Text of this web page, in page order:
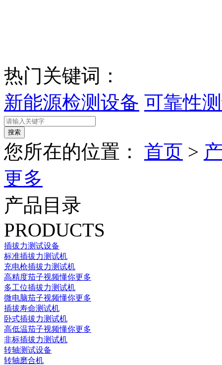
热门关键词：
新能源检测设备 可靠性
您所在的位置： 首页 >
更多
产品目录
PRODUCTS
插拔力测试设备
标准插拔力测试机
充电枪插拔力测试机
高精度茄子视频懂你更多
多工位插拔力测试机
微电脑茄子视频懂你更多
插拔寿命测试机
卧式插拔力测试机
高低温茄子视频懂你更多
非标插拔力测试机
转轴测试设备
转轴磨合机